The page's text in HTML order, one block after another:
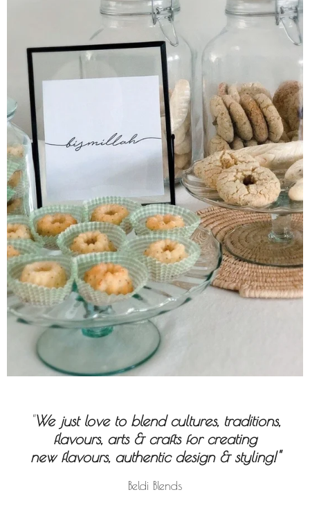
"We just love to blend cultures, traditions,
flavours, arts & crafts for creating
new flavours, authentic design & styling!"
Beldi Blends